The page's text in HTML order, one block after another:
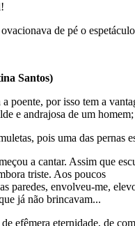
de pé o
Santos)
poente, por isso tem a
e andrajosa de um
pois uma das
a cantar. Assim que
triste. Aos poucos
paredes, envolveu-me,
já não brincavam...
efêmera eternidade, de